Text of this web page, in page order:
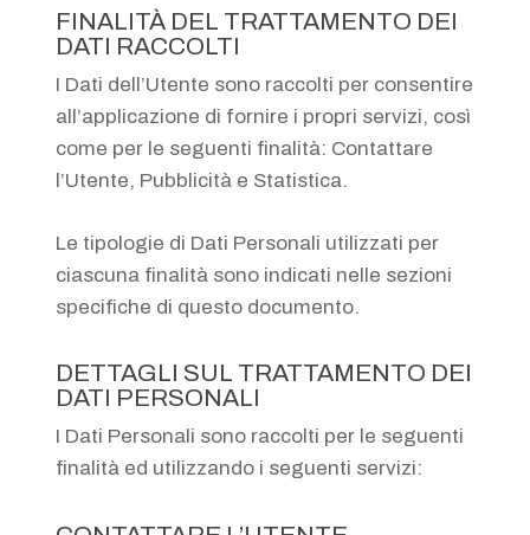
FINALITÀ DEL TRATTAMENTO DEI
DATI RACCOLTI
I Dati dell’Utente sono raccolti per consentire
all’applicazione di fornire i propri servizi, così
come per le seguenti finalità: Contattare
l’Utente, Pubblicità e Statistica.
Le tipologie di Dati Personali utilizzati per
ciascuna finalità sono indicati nelle sezioni
specifiche di questo documento.
DETTAGLI SUL TRATTAMENTO DEI
DATI PERSONALI
I Dati Personali sono raccolti per le seguenti
finalità ed utilizzando i seguenti servizi: